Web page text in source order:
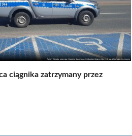
ciągnika zatrzymany przez